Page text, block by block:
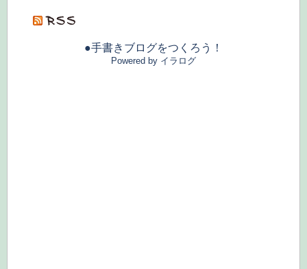
●手書きブログをつくろう！
Powered by イラログ